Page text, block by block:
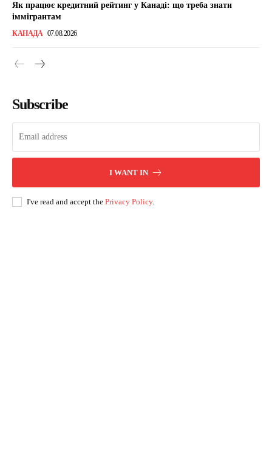
Як працює кредитний рейтинг у Канаді: що треба знати
іммігрантам
КАНАДА 07.08.2026
Subscribe
I WANT IN
I've read and accept the Privacy Policy.